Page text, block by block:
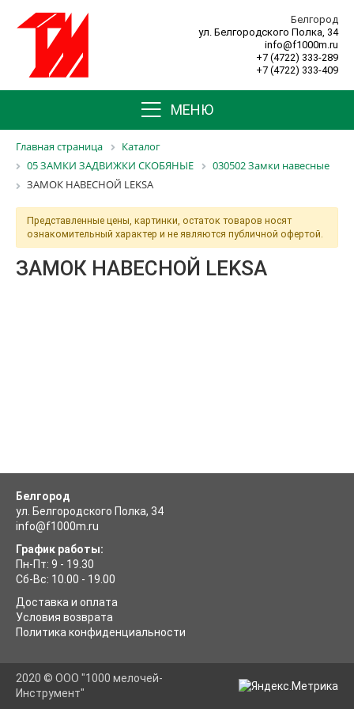
Белгород
ул. Белгородского Полка, 34
info@f1000m.ru
+7 (4722) 333-289
+7 (4722) 333-409
МЕНЮ
Главная страница
Каталог
05 ЗАМКИ ЗАДВИЖКИ СКОБЯНЫЕ
030502 Замки навесные
ЗАМОК НАВЕСНОЙ LEKSA
Представленные цены, картинки, остаток товаров носят
ознакомительный характер и не являются публичной офертой.
ЗАМОК НАВЕСНОЙ LEKSA
Белгород
ул. Белгородского Полка, 34
info@f1000m.ru
График работы:
Пн-Пт: 9 - 19.30
Сб-Вс: 10.00 - 19.00
Доставка и оплата
Условия возврата
Политика конфиденциальности
2020 © ООО "1000 мелочей-
Инструмент"